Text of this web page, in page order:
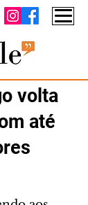
volta
até